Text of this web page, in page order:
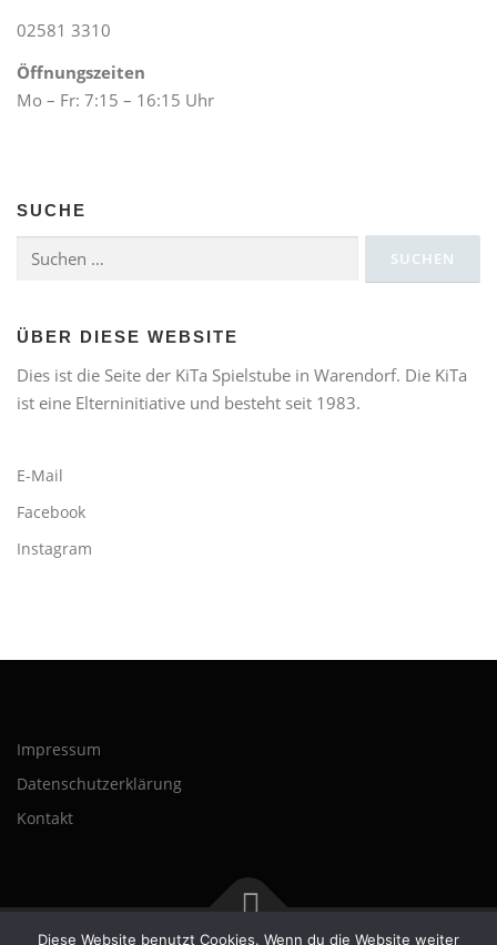
g
a
t
02581 3310
Öffnungszeiten
Mo – Fr: 7:15 – 16:15 Uhr
SUCHE
Suchen
ÜBER DIESE WEBSITE
Dies ist die Seite der KiTa Spielstube in Warendorf. Die KiTa
ist eine Elterninitiative und besteht seit 1983.
E-Mail
Facebook
Instagram
Impressum
Datenschutzerklärung
Kontakt
Diese Website benutzt Cookies. Wenn du die Website weiter